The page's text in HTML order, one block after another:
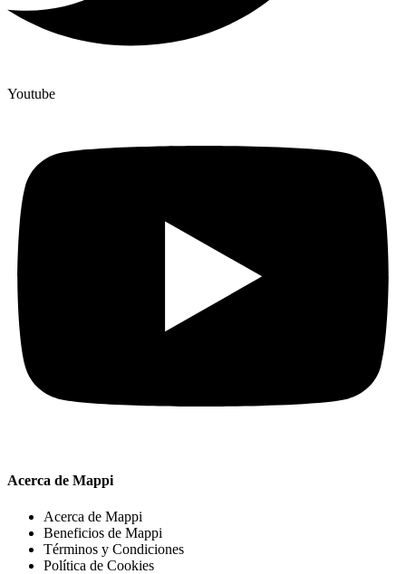
Youtube
Acerca de Mappi
Acerca de Mappi
Beneficios de Mappi
Términos y Condiciones
Política de Cookies